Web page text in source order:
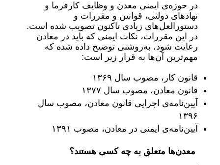
در حوزه‌ی ایمنی معدن و وظایف کارفرما و
نهادهای دولتی، قوانین و مقررات و
دستورالعل‌های زیادی تاکنون تصویب شده است.
در این مقررات، نکات ایمنی که باید در معادن
رعایت شود، به‌روشنی توضیح داده شده که
مهم‌ترین آن‌ها به قرار زیر است:
قانون کار، مصوب سال ۱۳۶۹
قانون معادن، مصوب سال ۱۳۷۷
آیین‌نامه‌ی اجرایی قانون معادن، مصوب سال
۱۳۹۶
آیین‌نامه‌ی ایمنی در معادن، مصوب ۱۳۹۱
معدن‌ها متعلق به چه کسی هستند؟